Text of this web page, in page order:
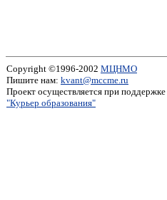
Copyright ©1996-2002 МЦНМО
Пишите нам: kvant@mccme.ru
Проект осуществляется при поддержке
"Курьер образования"